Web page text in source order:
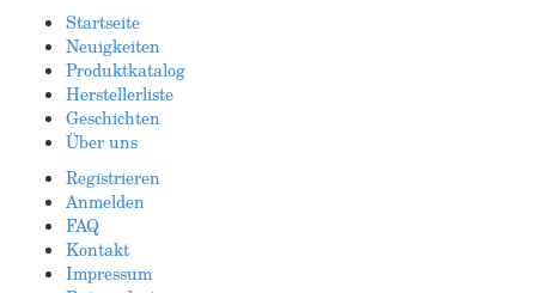
Startseite
Neuigkeiten
Produktkatalog
Herstellerliste
Geschichten
Über uns
Registrieren
Anmelden
FAQ
Kontakt
Impressum